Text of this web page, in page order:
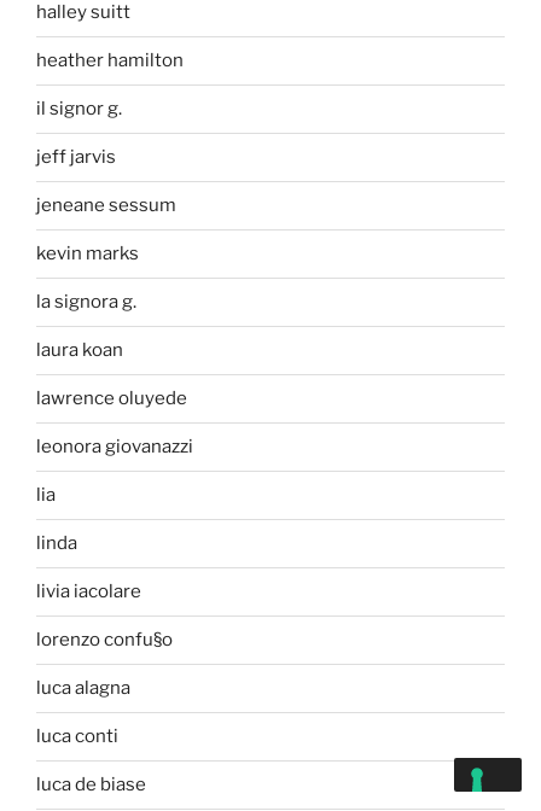
halley suitt
heather hamilton
il signor g.
jeff jarvis
jeneane sessum
kevin marks
la signora g.
laura koan
lawrence oluyede
leonora giovanazzi
lia
linda
livia iacolare
lorenzo confu§o
luca alagna
luca conti
luca de biase